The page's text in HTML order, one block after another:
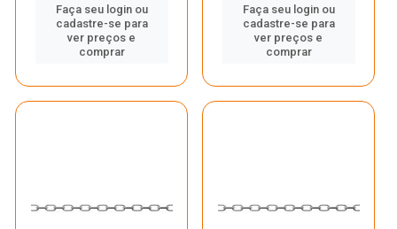
Faça seu login ou
cadastre-se para
ver preços e
comprar
Faça seu login ou
cadastre-se para
ver preços e
comprar